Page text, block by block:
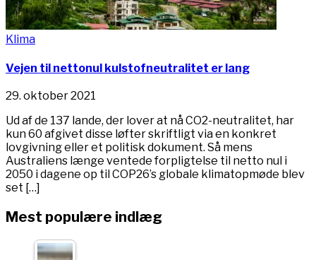
Klima
Vejen til nettonul kulstofneutralitet er lang
29. oktober 2021
Ud af de 137 lande, der lover at nå CO2-neutralitet, har
kun 60 afgivet disse løfter skriftligt via en konkret
lovgivning eller et politisk dokument. Så mens
Australiens længe ventede forpligtelse til netto nul i
2050 i dagene op til COP26’s globale klimatopmøde blev
set […]
Mest populære indlæg